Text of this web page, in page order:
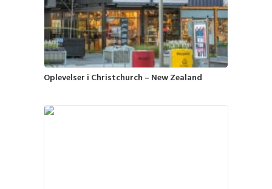
Oplevelser i Christchurch – New Zealand